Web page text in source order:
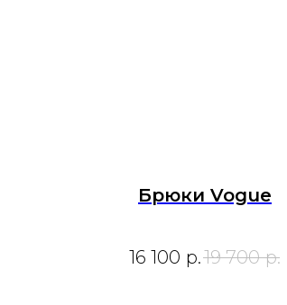
Брюки Vogue
16 100 р.19 700 р.